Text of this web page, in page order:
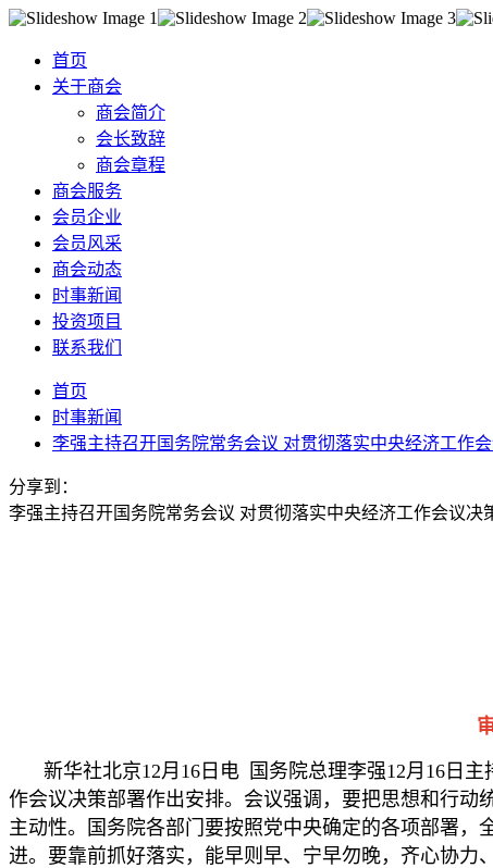
首页
关于商会
商会简介
会长致辞
商会章程
商会服务
会员企业
会员风采
商会动态
时事新闻
投资项目
联系我们
首页
时事新闻
李强主持召开国务院常务会议 对贯彻落实中央经济工作
分享到：
李强主持召开国务院常务会议 对贯彻落实中央经济工作会议决
新华社北京12月16日电 国务院总理李强12月16日
作会议决策部署作出安排。会议强调，要把思想和行动
主动性。国务院各部门要按照党中央确定的各项部署
进。要靠前抓好落实，能早则早、宁早勿晚，齐心协力